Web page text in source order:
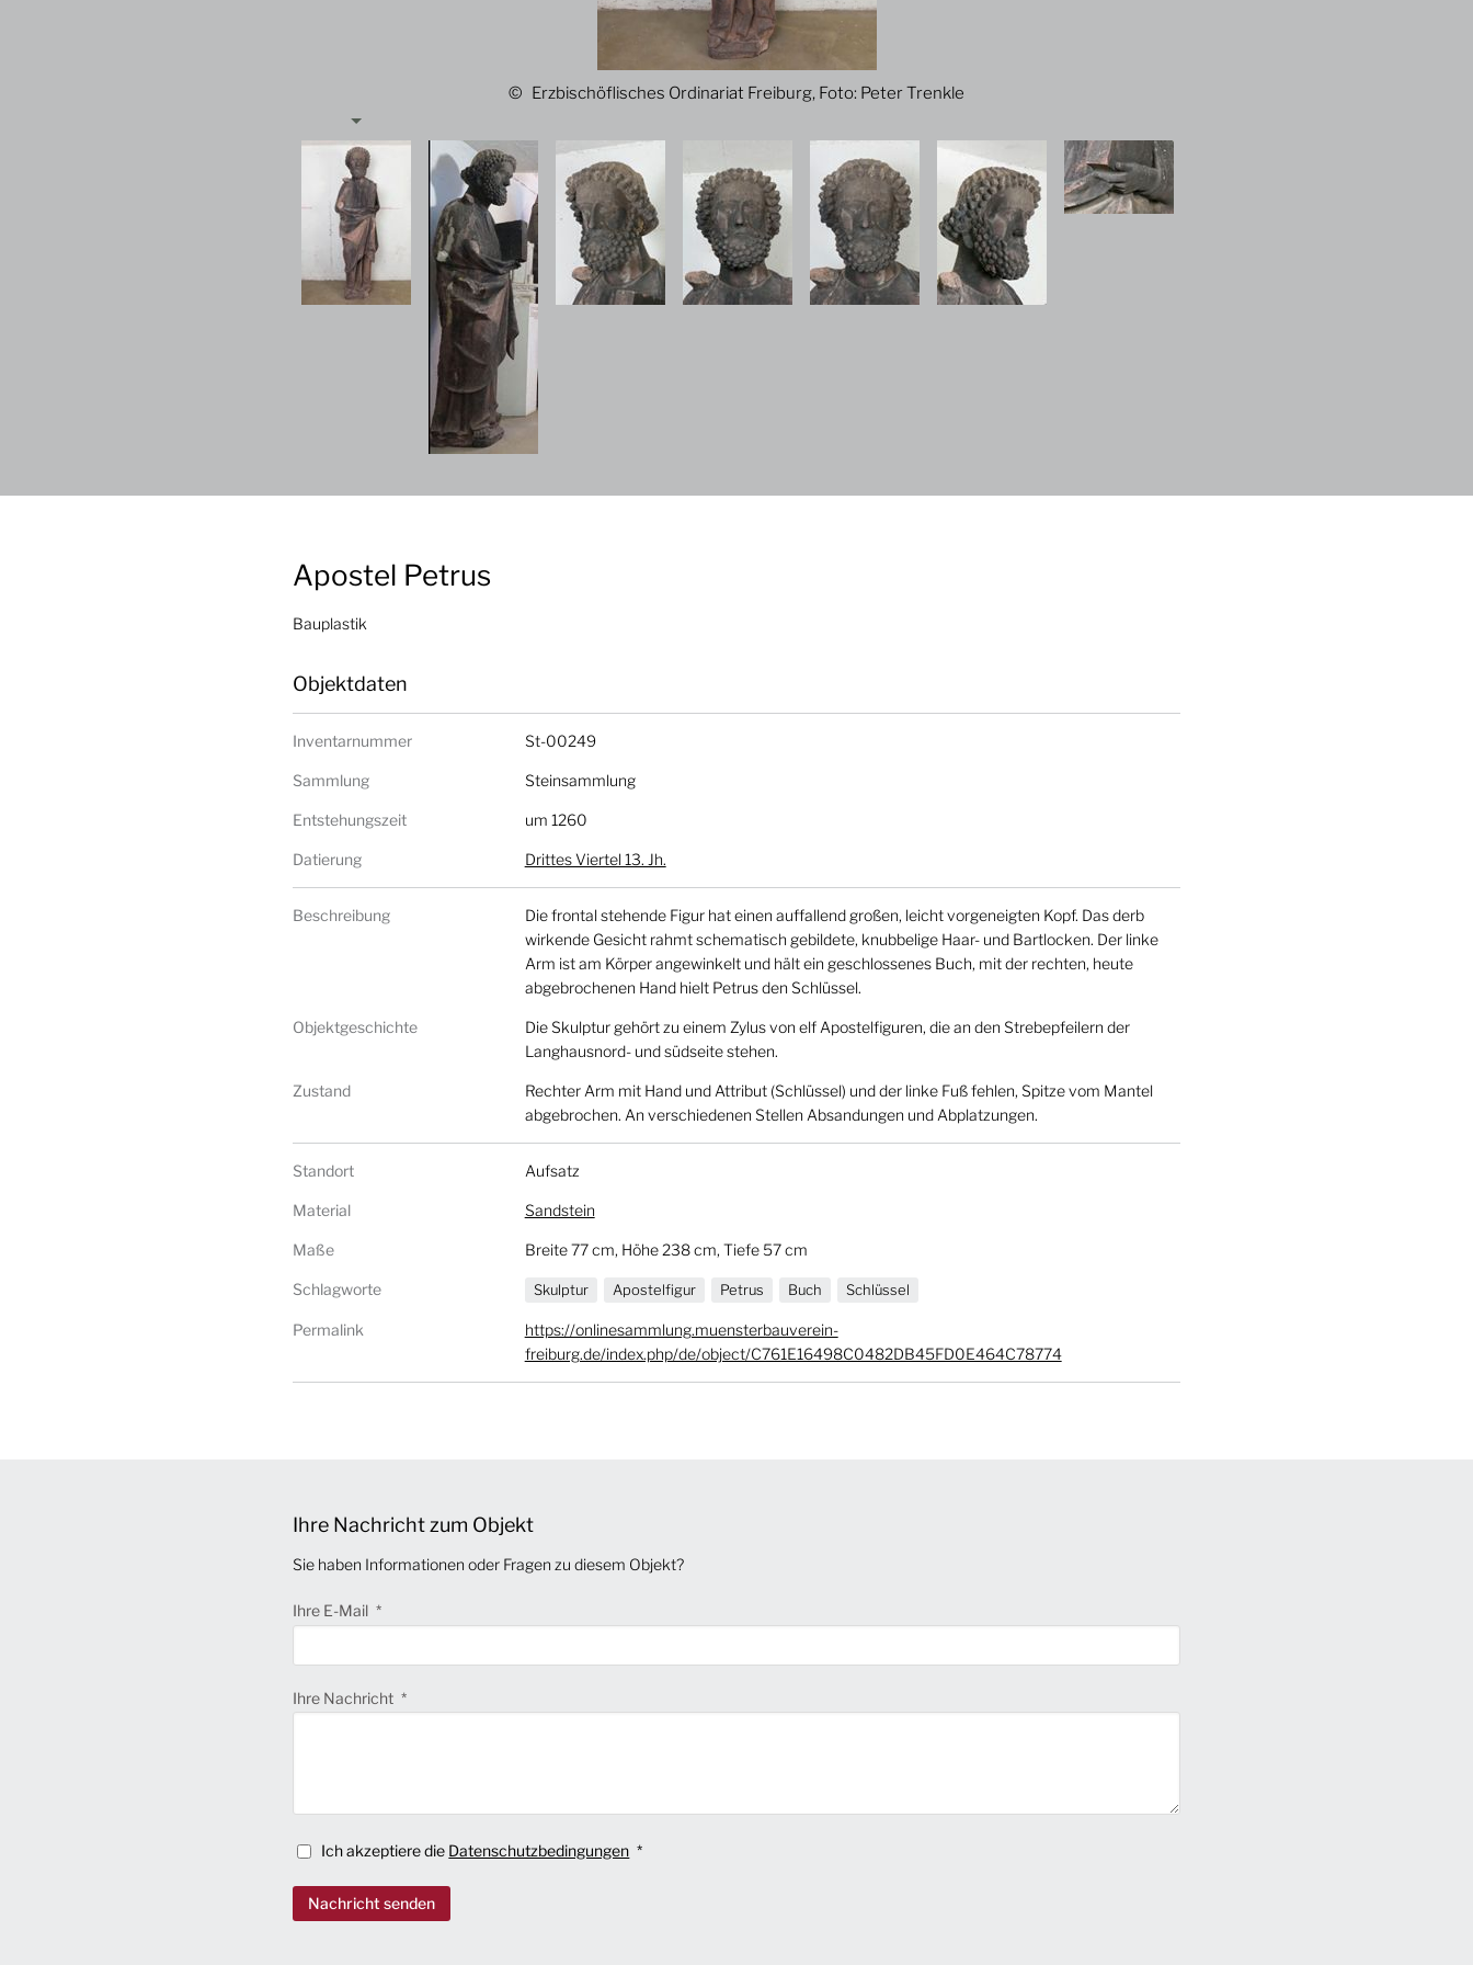
Erzbischöflisches Ordinariat Freiburg, Foto: Peter Trenkle
Apostel Petrus
Bauplastik
Objektdaten
Inventarnummer St-00249
Sammlung Steinsammlung
Entstehungszeit um 1260
Datierung Drittes Viertel 13. Jh.
Beschreibung
Die frontal stehende Figur hat einen auffallend großen, leicht vorgeneigten Kopf. Das derb
wirkende Gesicht rahmt schematisch gebildete, knubbelige Haar- und Bartlocken. Der linke
Arm ist am Körper angewinkelt und hält ein geschlossenes Buch, mit der rechten, heute
abgebrochenen Hand hielt Petrus den Schlüssel.
Objektgeschichte
Die Skulptur gehört zu einem Zylus von elf Apostelfiguren, die an den Strebepfeilern der
Langhausnord- und südseite stehen.
Zustand
Rechter Arm mit Hand und Attribut (Schlüssel) und der linke Fuß fehlen, Spitze vom Mantel
abgebrochen. An verschiedenen Stellen Absandungen und Abplatzungen.
Standort Aufsatz
Material Sandstein
Maße Breite 77 cm, Höhe 238 cm, Tiefe 57 cm
Schlagworte Skulptur Apostelfigur Petrus Buch Schlüssel
Permalink
https://onlinesammlung.muensterbauverein-
freiburg.de/index.php/de/object/C761E16498C0482DB45FD0E464C78774
Ihre Nachricht zum Objekt
Sie haben Informationen oder Fragen zu diesem Objekt?
Ihre E-Mail
Ihre Nachricht
Ich akzeptiere die Datenschutzbedingungen
Nachricht senden